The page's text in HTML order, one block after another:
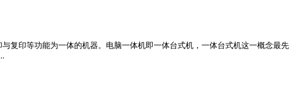
复印等功能为一体的机器。电脑一体机即一体台式机，一体台式机这一概念最先